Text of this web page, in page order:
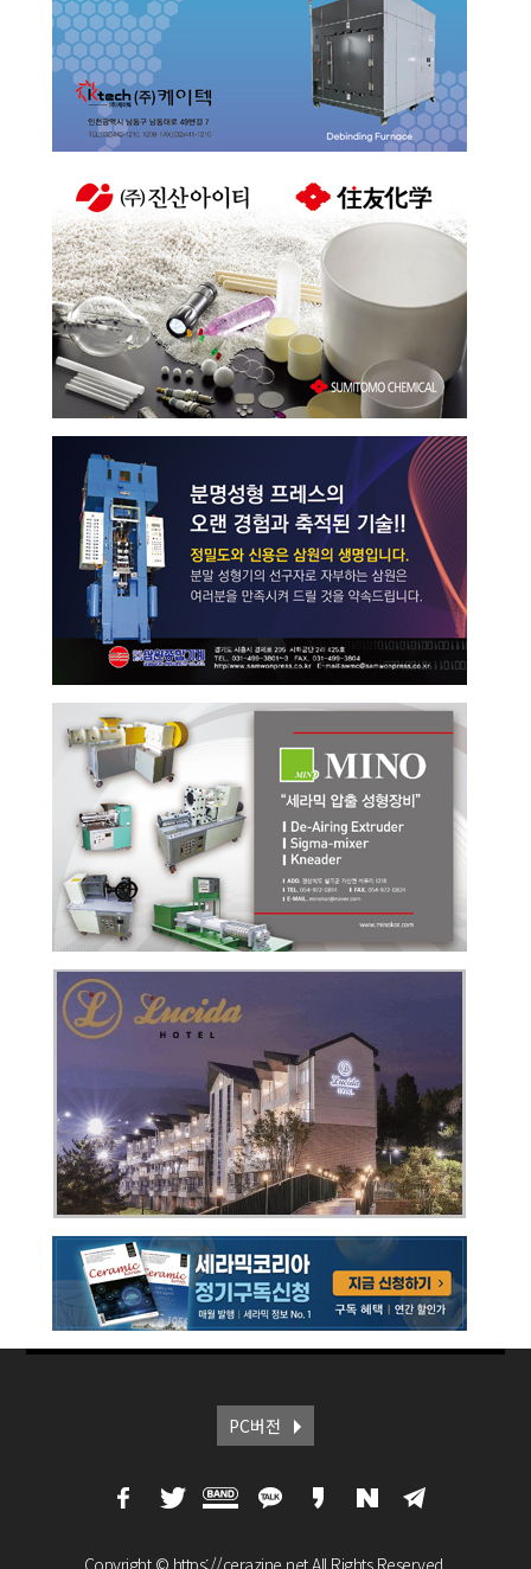
PC버전
Copyright © https://cerazine.net All Rights Reserved.